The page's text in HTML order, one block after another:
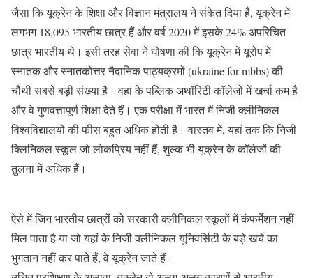
जैसा कि यूक्रेन के शिक्षा और विज्ञान मंत्रालय ने संकेत दिया है, यूक्रेन में
लगभग 18,095 भारतीय छात्र हैं और वर्ष 2020 में इसके 24% अपरिचित
छात्र भारतीय थे। इसी तरह सेवा ने घोषणा की कि यूक्रेन में यूरोप में
स्नातक और स्नातकोत्तर नैदानिक ​​​​पाठ्यक्रमों (ukraine for mbbs) की
चौथी सबसे बड़ी संख्या है। वहां के पब्लिक अथॉरिटी कॉलेजों में खर्चा कम है
और वे गुणवत्तापूर्ण शिक्षा देते हैं। एक परीक्षा में भारत में निजी क्लीनिकल
विश्वविद्यालयों की फीस बहुत अधिक होती है। वास्तव में, यहां तक ​​कि निजी
क्लिनिकल स्कूल जो लोकप्रिय नहीं हैं, शुल्क भी यूक्रेन के कॉलेजों की
तुलना में अधिक हैं।
ऐसे में जिन भारतीय छात्रों को सरकारी क्लीनिकल स्कूलों में कंफर्मेशन नहीं
मिल पाता है या जो यहां के निजी क्लीनिकल यूनिवर्सिटी के बड़े खर्चे का
भुगतान नहीं कर पाते हैं, वे यूक्रेन जाते हैं।